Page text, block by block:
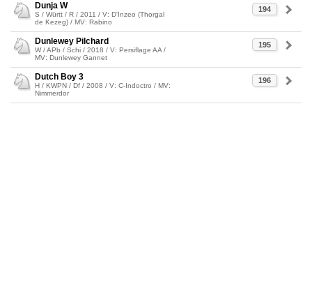
194
Dunja W
S / Württ / R / 2011 / V: D'Inzeo (Thorgal
de Kezeg) / MV: Rabino
195
Dunlewey Pilchard
W / APb / Schi / 2018 / V: Persiflage AA /
MV: Dunlewey Gannet
196
Dutch Boy 3
H / KWPN / Df / 2008 / V: C-Indoctro / MV:
Nimmerdor